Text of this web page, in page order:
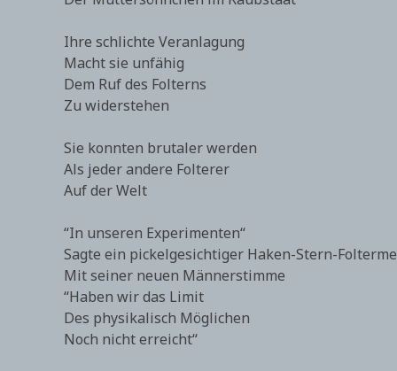
Ihre schlichte Veranlagung
Macht sie unfähig
Dem Ruf des Folterns
Zu widerstehen
Sie konnten brutaler werden
Als jeder andere Folterer
Auf der Welt
“In unseren Experimenten“
Sagte ein pickelgesichtiger Haken-Stern-
Mit seiner neuen Männerstimme
“Haben wir das Limit
Des physikalisch Möglichen
Noch nicht erreicht“